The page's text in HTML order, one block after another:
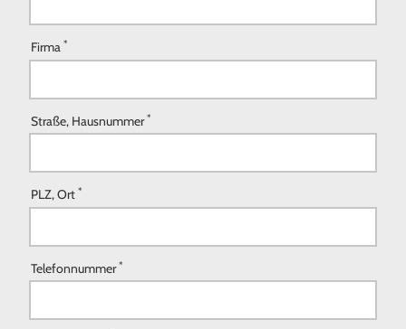
Firma *
Straße, Hausnummer*
PLZ, Ort *
Telefonnummer*